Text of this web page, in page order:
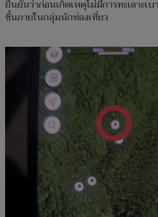
ยืนยันว่าก่อนเกิดเหตุไม่มีการทะเลาะเบ
ขึ้นภายในกลุ่มนักท่องเที่ยว